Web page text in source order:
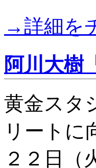
→詳細を
阿川大樹
黄金スタ
リートに
２２日（